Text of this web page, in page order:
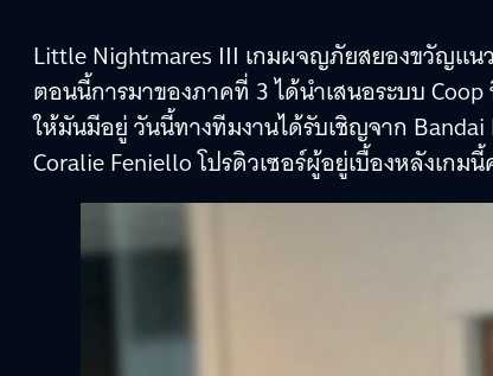
Little Nightmares III เกมผจญภัยสยองขวัญแน
ตอนนี้การมาของภาคที่ 3 ได้นำเสนอระบบ
ให้มันมีอยู่ วันนี้ทางทีมงานได้รับเชิญจาก
Coralie Feniello โปรดิวเซอร์ผู้อยู่เบื้องหลังเกม